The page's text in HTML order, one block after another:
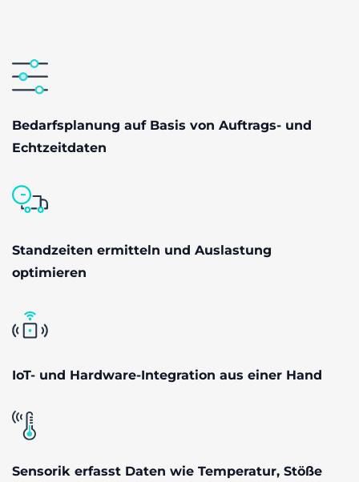
Bedarfsplanung auf Basis von Auftrags- und
Echtzeitdaten
Standzeiten ermitteln und Auslastung
optimieren
IoT- und Hardware-Integration aus einer Hand
Sensorik erfasst Daten wie Temperatur, Stöße